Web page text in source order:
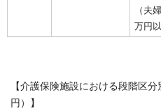
（夫
万円以
【介護保険施設における段階区
円）】